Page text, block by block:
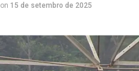
on 15 de setembro de 2025